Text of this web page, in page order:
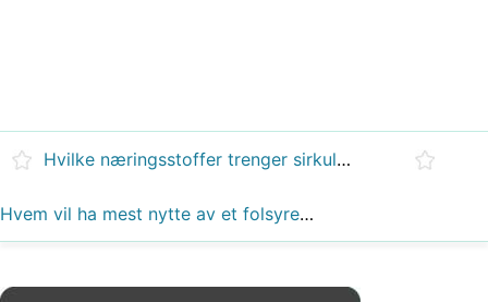
Hvilke næringsstoffer trenger sirkulasjonssystemet ditt?
Hvem vil ha mest nytte av et folsyretilskudd?